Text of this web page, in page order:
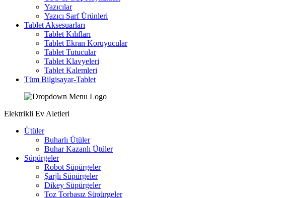
Yazıcılar
Yazıcı Sarf Ürünleri
Tablet Aksesuarları
Tablet Kılıfları
Tablet Ekran Koruyucular
Tablet Tutucular
Tablet Klavyeleri
Tablet Kalemleri
Tüm Bilgisayar-Tablet
Elektrikli Ev Aletleri
Ütüler
Buharlı Ütüler
Buhar Kazanlı Ütüler
Süpürgeler
Robot Süpürgeler
Şarjlı Süpürgeler
Dikey Süpürgeler
Toz Torbasız Süpürgeler